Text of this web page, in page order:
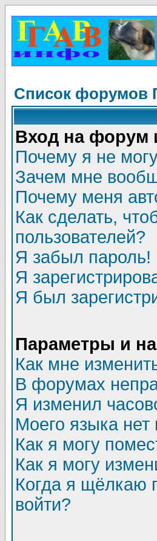
Список форумов
Вход на форум
Почему я не
Зачем мне
Почему меня
Как сделать,
пользователей?
Я забыл пароль!
Я
Я был
Параметры и
Как мне
В форумах
Я изменил
Моего языка нет
Как я могу
Как я могу
Когда я щёлкаю
войти?